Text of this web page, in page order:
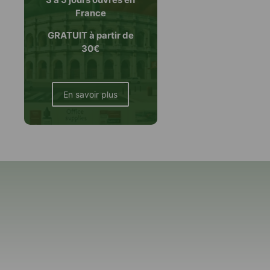
France
GRATUIT à partir de
30€
En savoir plus